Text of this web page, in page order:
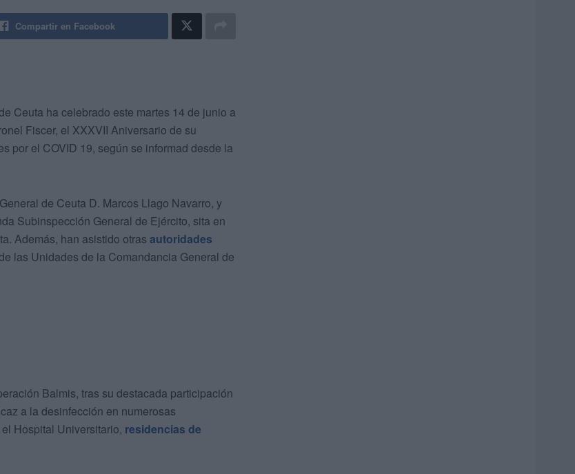
Compartir en Facebook
Ceuta ha celebrado este martes 14 de junio a
Fiscer, el XXXVII Aniversario de su
por el COVID 19, según se informad desde la
de Ceuta D. Marcos Llago Navarro, y
Subinspección General de Ejército, sita en
Además, han asistido otras autoridades
las Unidades de la Comandancia General de
Balmis, tras su destacada participación
a la desinfección en numerosas
Hospital Universitario, residencias de